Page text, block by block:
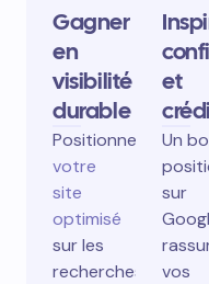
Gagner
en
visibilité
durable
Positionnez
votre
site
optimisé
sur les
recherches
et
Un
sur
vos